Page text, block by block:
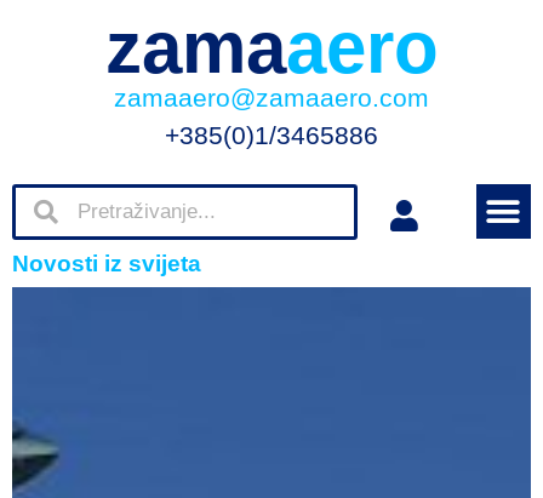
zamaaero
zamaaero@zamaaero.com
+385(0)1/3465886
Novosti iz svijeta